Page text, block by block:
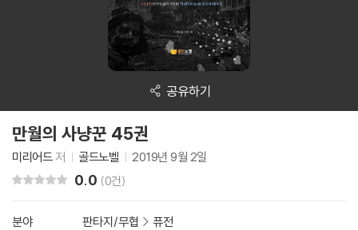
공유하기
만월의 사냥꾼 45권
미리어드저 골드노벨 2019년 9월 2일
0.0 (0건)
분야 판타지/무협 > 퓨전